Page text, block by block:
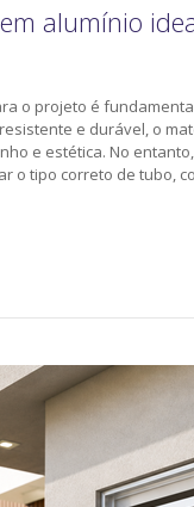
alumínio
o projeto é
e durável, o
e estética. No
o tipo correto de tubo,